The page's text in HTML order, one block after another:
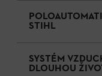
STIHL
SYSTÉM
DLOUHOU